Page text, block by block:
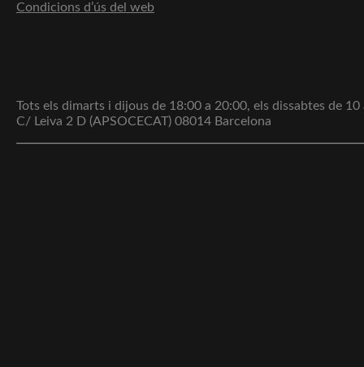
Condicions d’ús del web
Tots els dimarts i dijous de 18:00 a 20:00, els dissabtes de
C/ Leiva 2 D (APSOCECAT) 08014 Barcelona